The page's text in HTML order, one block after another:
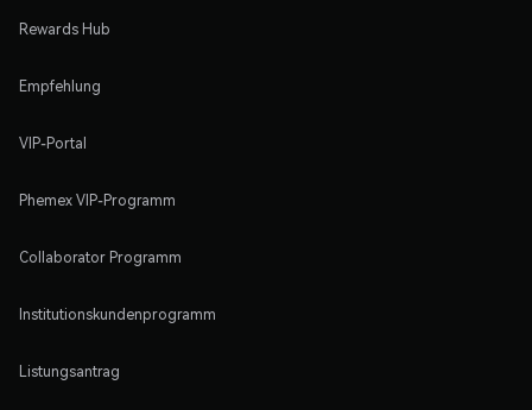
Rewards Hub
Empfehlung
VIP-Portal
Phemex VIP-Programm
Collaborator Programm
Institutionskundenprogramm
Listungsantrag